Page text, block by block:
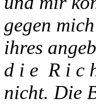
gegen
ihres
d i e R i c
nicht. Die